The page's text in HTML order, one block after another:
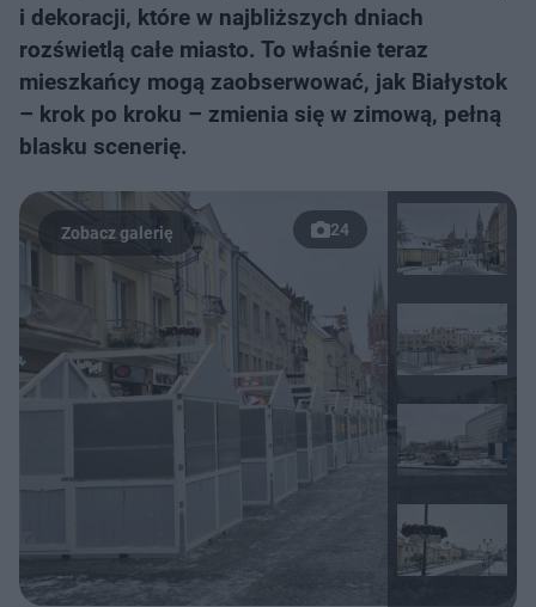
i dekoracji, które w najbliższych dniach
rozświetlą całe miasto. To właśnie teraz
mieszkańcy mogą zaobserwować, jak Białystok
– krok po kroku – zmienia się w zimową, pełną
blasku scenerię.
24